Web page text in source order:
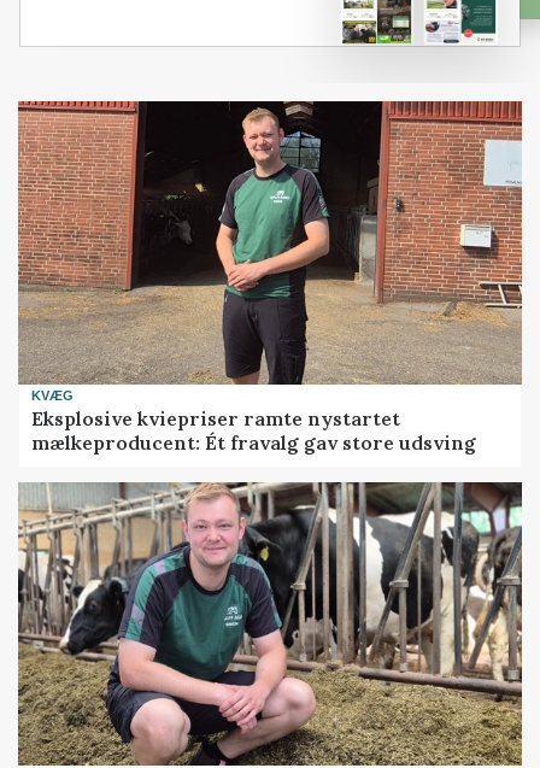
KVÆG
Eksplosive kviepriser ramte nystartet
mælkeproducent: Ét fravalg gav store udsving